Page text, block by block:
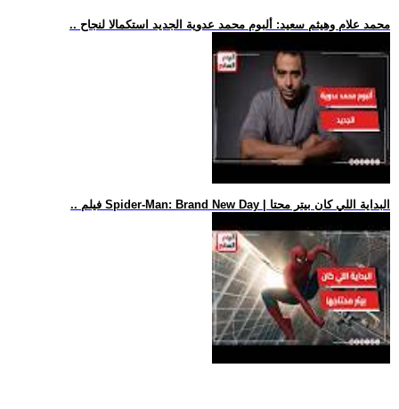
.. محمد علام وهيثم سعيد: ألبوم محمد عدوية الجديد استكمالا لنجاح
.. فيلم Spider-Man: Brand New Day | البداية اللي كان بيتر محتا